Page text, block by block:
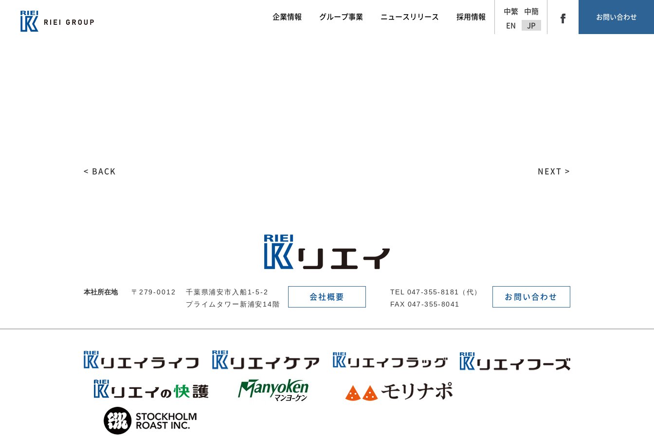
企業情報 グループ事業 ニュースリリース 採用情報
中繁
中簡
EN
JP
お問い合わせ
< BACK NEXT >
本社所在地 〒279-0012
千葉県浦安市入船1-5-2
プライムタワー新浦安14階
会社概要
TEL 047-355-8181（代）
FAX 047-355-8041
お問い合わせ